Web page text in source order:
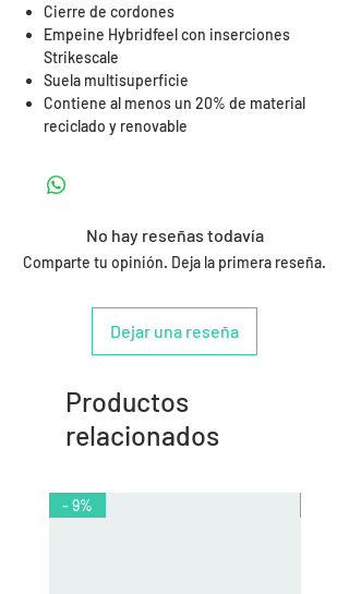
Cierre de cordones
Empeine Hybridfeel con inserciones
Strikescale
Suela multisuperficie
Contiene al menos un 20% de material
reciclado y renovable
No hay reseñas todavía
Comparte tu opinión. Deja la primera reseña.
Dejar una reseña
Productos
relacionados
- 9%